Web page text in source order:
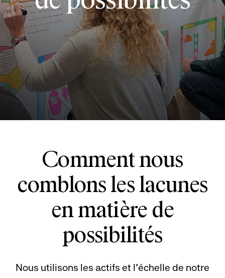
Comment nous
comblons les lacunes
en matière de
possibilités
Nous utilisons les actifs et l’échelle de notre